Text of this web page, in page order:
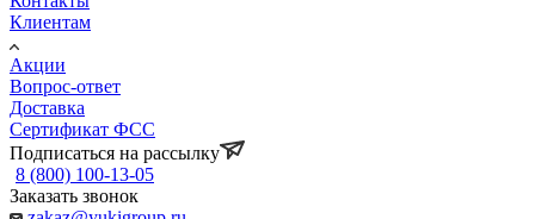
Клиентам
Акции
Вопрос-ответ
Доставка
Сертификат ФСС
Подписаться на рассылку
8 (800) 100-13-05
Заказать звонок